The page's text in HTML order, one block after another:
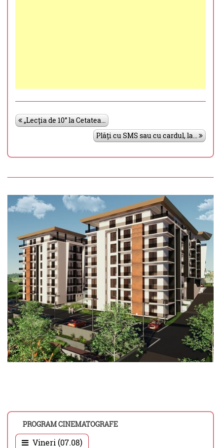
„Lecția de 10” la Cetatea...
Plăți cu SMS sau cu cardul, la...
PROGRAM CINEMATOGRAFE
Vineri (07.08)